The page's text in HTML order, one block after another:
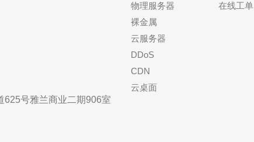
625号雅兰商业二期906室
物理服务器
裸金属
云服务器
DDoS
CDN
云桌面
在线工单